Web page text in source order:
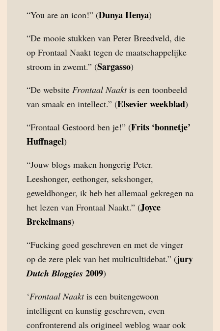
“You are an icon!” (Dunya Henya)
“De mooie stukken van Peter Breedveld, die
op Frontaal Naakt tegen de maatschappelijke
stroom in zwemt.” (Sargasso)
“De website Frontaal Naaktis een toonbeeld
van smaak en intellect.” (Elsevier weekblad)
“Frontaal Gestoord ben je!” (Frits ‘bonnetje’
Huffnagel)
“Jouw blogs maken hongerig Peter.
Leeshonger, eethonger, sekshonger,
geweldhonger, ik heb het allemaal gekregen na
het lezen van Frontaal Naakt.” (Joyce
Brekelmans)
“Fucking goed geschreven en met de vinger
op de zere plek van het multicultidebat.” (jury
Dutch Bloggies 2009)
‘Frontaal Naaktis een buitengewoon
intelligent en kunstig geschreven, even
confronterend als origineel weblog waar ook